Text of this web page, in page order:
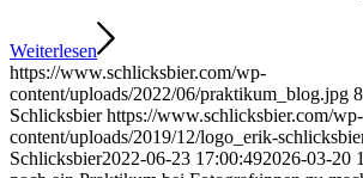
Weiterlesen
https://www.schlicksbier.com/wp-
content/uploads/2022/06/praktikum_blog.jpg
Schlicksbier https://www.schlicksbier.com/wp-
content/uploads/2019/12/logo_erik-
Schlicksbier2022-06-23 17:00:492026-03-20